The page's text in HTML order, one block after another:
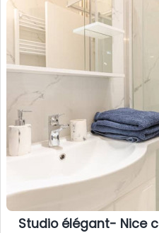
Studio élégant- Nice